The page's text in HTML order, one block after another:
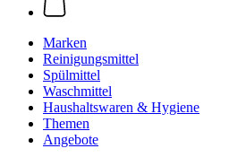
Marken
Reinigungsmittel
Spülmittel
Waschmittel
Haushaltswaren & Hygiene
Themen
Angebote